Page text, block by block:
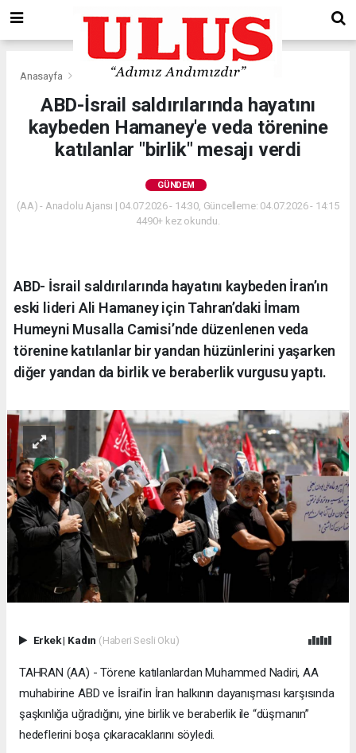
Anasayfa Gündem
ABD-İsrail saldırılarında hayatını
kaybeden Hamaney'e veda törenine
katılanlar "birlik" mesajı verdi
GÜNDEM
(AA) - Anadolu Ajansı | 04.07.2026 - 14:30, Güncelleme: 04.07.2026 - 14:15
4490+ kez okundu.
ABD- İsrail saldırılarında hayatını kaybeden İran’ın
eski lideri Ali Hamaney için Tahran’daki İmam
Humeyni Musalla Camisi’nde düzenlenen veda
törenine katılanlar bir yandan hüzünlerini yaşarken
diğer yandan da birlik ve beraberlik vurgusu yaptı.
Erkek| Kadın (Haberi Sesli Oku)
TAHRAN (AA) - Törene katılanlardan Muhammed Nadiri, AA
muhabirine ABD ve İsrail’in İran halkının dayanışması karşısında
şaşkınlığa uğradığını, yine birlik ve beraberlik ile “düşmanın”
hedeflerini boşa çıkaracaklarını söyledi.